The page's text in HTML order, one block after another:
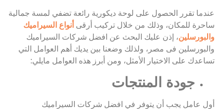
عندما تقرر الحصول على لوحة ديكورية رائعة تضفي لمسة جمالية
ساحرة للمكان، وذلك من خلال تركيب أرقى أنواع السيراميك
والبورسلين، إذن عليك البحث عن افضل شركات السيراميك
والبورسلين فى مصر، ولذلك وضعنا بين يديك أهم العوامل التي
تساعدك على الاختيار الأمثل، ومن أبرز هذه العوامل مايلي:
جودة المنتجات
أول عامل يجب أن يتوفر في افضل شركات السيراميك